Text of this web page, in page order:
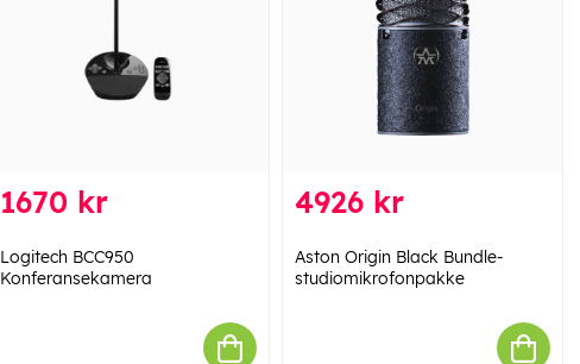
1670 kr
Logitech BCC950
Konferansekamera
4926 kr
Aston Origin Black Bundle-
studiomikrofonpakke